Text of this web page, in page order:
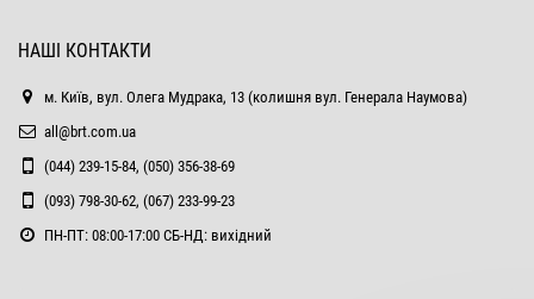
НАШІ КОНТАКТИ
м. Київ, вул. Олега Мудрака, 13 (колишня вул. Генерала Наумова)
all@brt.com.ua
(044) 239-15-84, (050) 356-38-69
(093) 798-30-62, (067) 233-99-23
ПН-ПТ: 08:00-17:00 СБ-НД: вихідний